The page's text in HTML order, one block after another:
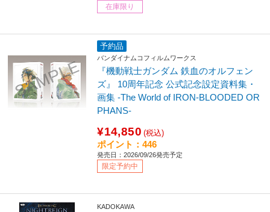
在庫限り
予約品
バンダイナムコフィルムワークス
『機動戦士ガンダム 鉄血のオルフェン
ズ』 10周年記念 公式記念設定資料集・
画集 -The World of IRON-BLOODED OR
PHANS-
¥14,850 (税込)
ポイント：446
発売日：2026/09/26発売予定
限定予約中
KADOKAWA